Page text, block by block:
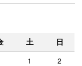
土 日
1
2